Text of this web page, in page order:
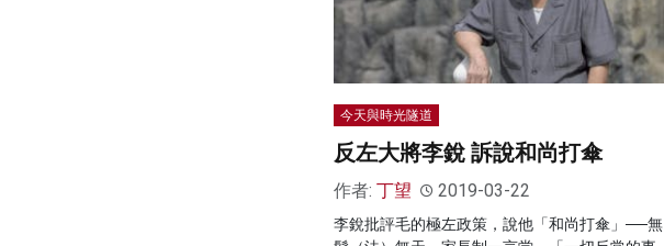
今天與時光隧道
反左大將李銳 訴說和尚打傘
作者: 丁望 2019-03-22
李銳批評毛的極左政策，說他「和尚打傘」──無